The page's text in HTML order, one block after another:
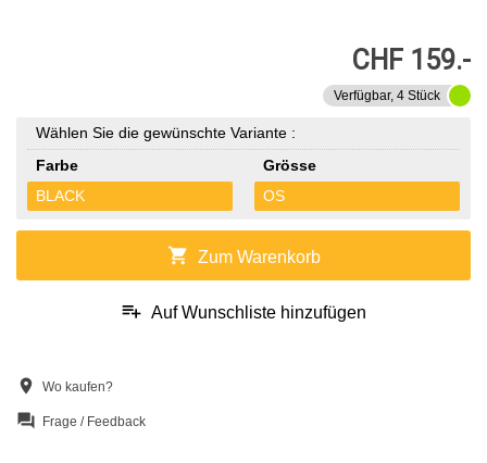
CHF 159.-
Verfügbar, 4 Stück
Wählen Sie die gewünschte Variante :
Farbe
BLACK
Grösse
OS
shopping_cart Zum Warenkorb
playlist_add Auf Wunschliste hinzufügen
location_on Wo kaufen?
question_answer Frage / Feedback